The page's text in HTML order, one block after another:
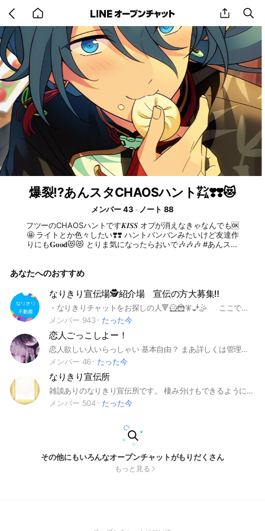
back
to
home
share
爆裂⁉️あんスタCHAOSハント㌠❣️❣️😻
メンバー 43
ノート 88
フツーのCHAOSハントです‪𝑲𝑰𝑺𝑺‬ オプが消えなきゃなんでも🆗
🤩 ライトとか色々したい❣️❣️ ハントバンバンみたいけど友達作
りにも𝐆𝐨𝐨𝐝😻😻 とりま気になったらおいで🎶🎶🎶 #あんスタ
あなたへのおすすめ
なりきり宣伝場🕵️紹介場 宣伝の方大募集‼️
・なりきりチャットをお探しの人🔻🦸🦹🧚🧞🤹 ここではあなたの要望を聞き あなたに合った「なりきりチャット」をいっしょに探します （一人で、探す事も可能です） 宣伝の方用🔻🗣️ ここは、なりきりチャット専用の 宣伝場です。 ドシドシ宣伝してくださいね。 "即抜け"もありですよ😚 （わからないことがあれば聞いてくださいね） 【雰囲気】 ・普通の宣伝場と変らない ・一日に何人か出入りしています 【その他】 即抜け⭕ 会話⭕ なりきり雑談⭕ ノーマルな雑談⭕ 他になにか質問がある方は入ってメンションしていただければ答えます #なりきりチャット #初心者大歓迎 #宣伝用 #宣伝場 #紹介用 #お店 #ゲーム #アニメ #漫画 #人形劇 #オリキャラ #なんでも #学園 #ファンタジー #異世界 #戦闘 #雑談 #恋愛 #芸人 #全キャラ #すとぷり #呪術廻戦 #２次 #2.5次元 #3次 #てんすら #なりきり #ウマ娘 #也
メンバー 943
たった今
恋人ごっこしよー！
恋人欲しい人いらっしゃい 基本自由？ まあ詳しくは管理人へ
メンバー 46
たった今
なりきり宣伝所
雑談ありのなりきり宣伝所です。 棲み分けもできるようにしているので、沢山入ってきてください！ 基本的なルール ※超重要※ 大事なノートを読むか、アナウンスを確認してから宣伝を行う様お願いします。 荒らし❌ 雑談⭕️ なりきりグループの宣伝⭕️ なりきりと無関係の宣伝❌
メンバー 504
たった今
その他にもいろんなオープンチャットがもりだくさん
もっと見る